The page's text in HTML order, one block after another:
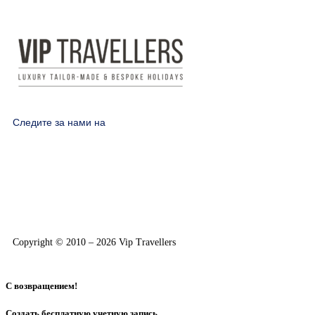
Следите за нами на
Copyright © 2010 – 2026 Vip Travellers
С возвращением!